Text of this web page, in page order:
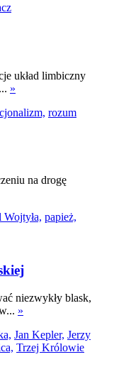
układ limbiczny
»
rozum
na drogę
papież,
niezwykły blask,
»
Jan Kepler, Jerzy
Trzej Królowie